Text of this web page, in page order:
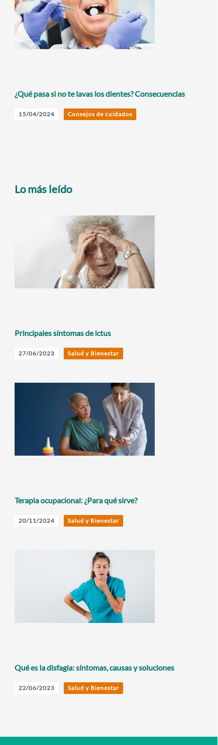
¿Qué pasa si no te lavas los dientes? Consecuencias
15/04/2024 Consejos de cuidados
Lo más leído
Principales síntomas de ictus
27/06/2023 Salud y Bienestar
Terapia ocupacional: ¿Para qué sirve?
20/11/2024 Salud y Bienestar
Qué es la disfagia: síntomas, causas y soluciones
22/06/2023 Salud y Bienestar